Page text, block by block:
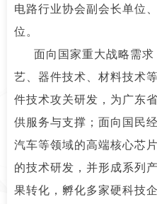
电路行业协会副会长单位
位。
面向国家重大战略需
艺、器件技术、材料技术
件技术攻关研发，为广东
供服务与支撑；面向国民
汽车等领域的高端核心芯
的技术研发，并形成系列
果转化，孵化多家硬科技